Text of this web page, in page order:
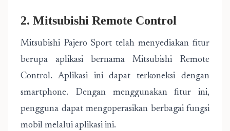
2. Mitsubishi Remote Control
Mitsubishi Pajero Sport telah menyediakan fitur
berupa aplikasi bernama Mitsubishi Remote
Control. Aplikasi ini dapat terkoneksi dengan
smartphone. Dengan menggunakan fitur ini,
pengguna dapat mengoperasikan berbagai fungsi
mobil melalui aplikasi ini.